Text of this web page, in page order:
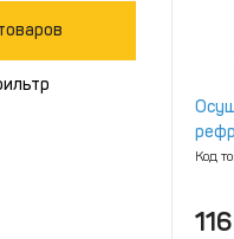
Код